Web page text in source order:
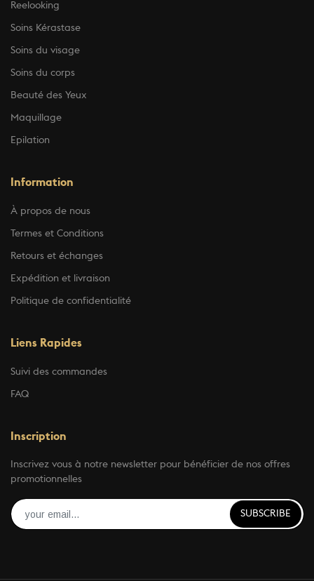
Reelooking
Soins Kérastase
Soins du visage
Soins du corps
Beauté des Yeux
Maquillage
Epilation
Information
À propos de nous
Termes et Conditions
Retours et échanges
Expédition et livraison
Politique de confidentialité
Liens Rapides
Suivi des commandes
FAQ
Inscription
Inscrivez vous à notre newsletter pour bénéficier de nos offres
promotionnelles
SUBSCRIBE